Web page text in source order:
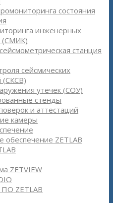
состояния
инженерных
(СМИК)
станция
сейсмических
(СКСВ)
утечек (СОУ)
стенды
и аттестаций
камеры
обеспечение ZETLAB
ZETVIEW
ZETLAB